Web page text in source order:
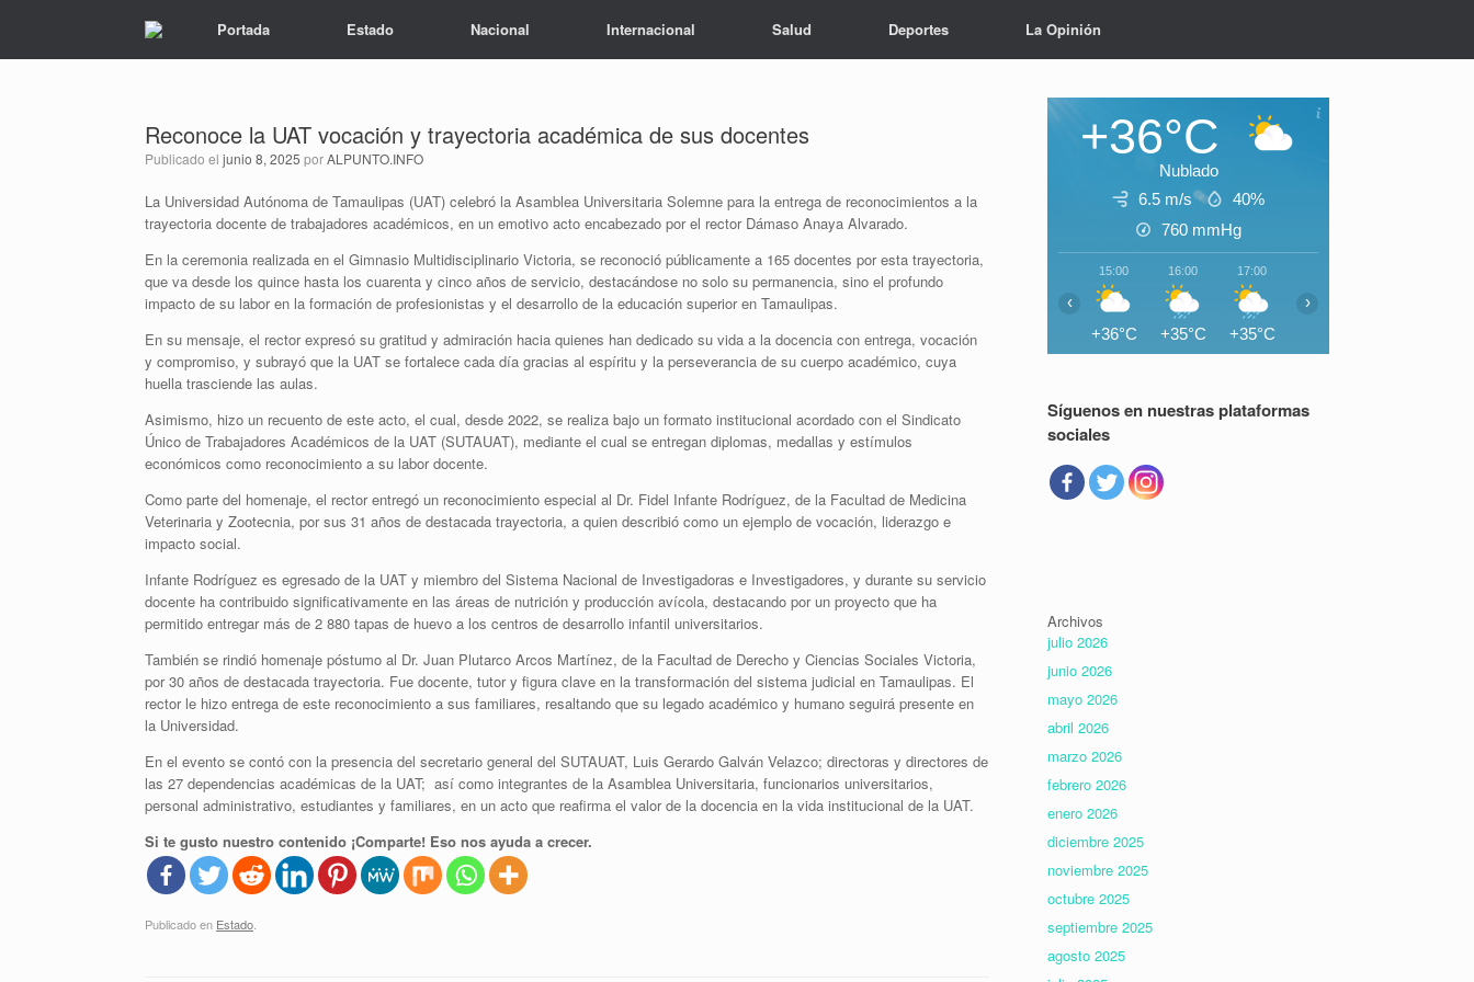
Portada Estado Nacional Internacional Salud Deportes La Opinión
Reconoce la UAT vocación y trayectoria académica de sus docentes
Publicado el junio 8, 2025 porALPUNTO.INFO
La Universidad Autónoma de Tamaulipas (UAT) celebró la Asamblea Universitaria Solemne para la entrega de reconocimientos a la
trayectoria docente de trabajadores académicos, en un emotivo acto encabezado por el rector Dámaso Anaya Alvarado.
En la ceremonia realizada en el Gimnasio Multidisciplinario Victoria, se reconoció públicamente a 165 docentes por esta trayectoria,
que va desde los quince hasta los cuarenta y cinco años de servicio, destacándose no solo su permanencia, sino el profundo
impacto de su labor en la formación de profesionistas y el desarrollo de la educación superior en Tamaulipas.
En su mensaje, el rector expresó su gratitud y admiración hacia quienes han dedicado su vida a la docencia con entrega, vocación
y compromiso, y subrayó que la UAT se fortalece cada día gracias al espíritu y la perseverancia de su cuerpo académico, cuya
huella trasciende las aulas.
Asimismo, hizo un recuento de este acto, el cual, desde 2022, se realiza bajo un formato institucional acordado con el Sindicato
Único de Trabajadores Académicos de la UAT (SUTAUAT), mediante el cual se entregan diplomas, medallas y estímulos
económicos como reconocimiento a su labor docente.
Como parte del homenaje, el rector entregó un reconocimiento especial al Dr. Fidel Infante Rodríguez, de la Facultad de Medicina
Veterinaria y Zootecnia, por sus 31 años de destacada trayectoria, a quien describió como un ejemplo de vocación, liderazgo e
impacto social.
Infante Rodríguez es egresado de la UAT y miembro del Sistema Nacional de Investigadoras e Investigadores, y durante su servicio
docente ha contribuido significativamente en las áreas de nutrición y producción avícola, destacando por un proyecto que ha
permitido entregar más de 2 880 tapas de huevo a los centros de desarrollo infantil universitarios.
También se rindió homenaje póstumo al Dr. Juan Plutarco Arcos Martínez, de la Facultad de Derecho y Ciencias Sociales Victoria,
por 30 años de destacada trayectoria. Fue docente, tutor y figura clave en la transformación del sistema judicial en Tamaulipas. El
rector le hizo entrega de este reconocimiento a sus familiares, resaltando que su legado académico y humano seguirá presente en
la Universidad.
En el evento se contó con la presencia del secretario general del SUTAUAT, Luis Gerardo Galván Velazco; directoras y directores de
las 27 dependencias académicas de la UAT; así como integrantes de la Asamblea Universitaria, funcionarios universitarios,
personal administrativo, estudiantes y familiares, en un acto que reafirma el valor de la docencia en la vida institucional de la UAT.
Si te gusto nuestro contenido ¡Comparte! Eso nos ayuda a crecer.
Publicado en Estado
+36°C
Nublado
6.5 m/s
40%
760 mmHg
15:00
+36°C
16:00
+35°C
17:00
+35°C
‹ ›
Síguenos en nuestras plataformas
sociales
Archivos
julio 2026
junio 2026
mayo 2026
abril 2026
marzo 2026
febrero 2026
enero 2026
diciembre 2025
noviembre 2025
octubre 2025
septiembre 2025
agosto 2025